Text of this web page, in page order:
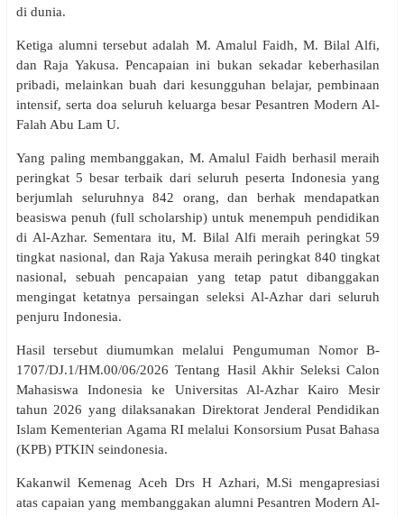
di dunia.
Ketiga alumni tersebut adalah M. Amalul Faidh, M. Bilal Alfi,
dan Raja Yakusa. Pencapaian ini bukan sekadar keberhasilan
pribadi, melainkan buah dari kesungguhan belajar, pembinaan
intensif, serta doa seluruh keluarga besar Pesantren Modern Al-
Falah Abu Lam U.
Yang paling membanggakan, M. Amalul Faidh berhasil meraih
peringkat 5 besar terbaik dari seluruh peserta Indonesia yang
berjumlah seluruhnya 842 orang, dan berhak mendapatkan
beasiswa penuh (full scholarship) untuk menempuh pendidikan
di Al-Azhar. Sementara itu, M. Bilal Alfi meraih peringkat 59
tingkat nasional, dan Raja Yakusa meraih peringkat 840 tingkat
nasional, sebuah pencapaian yang tetap patut dibanggakan
mengingat ketatnya persaingan seleksi Al-Azhar dari seluruh
penjuru Indonesia.
Hasil tersebut diumumkan melalui Pengumuman Nomor B-
1707/DJ.1/HM.00/06/2026 Tentang Hasil Akhir Seleksi Calon
Mahasiswa Indonesia ke Universitas Al-Azhar Kairo Mesir
tahun 2026 yang dilaksanakan Direktorat Jenderal Pendidikan
Islam Kementerian Agama RI melalui Konsorsium Pusat Bahasa
(KPB) PTKIN seindonesia.
Kakanwil Kemenag Aceh Drs H Azhari, M.Si mengapresiasi
atas capaian yang membanggakan alumni Pesantren Modern Al-